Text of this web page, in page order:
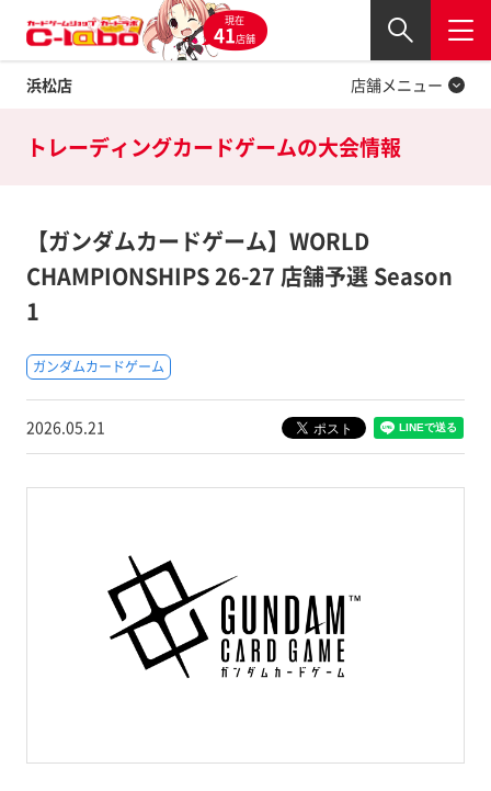
現在
41店舗
浜松店
閉じる
店舗メニュー
Twitter
トレーディングカードゲームの大会情報
【ガンダムカードゲーム】WORLD
CHAMPIONSHIPS 26-27 店舗予選 Season
1
ガンダムカードゲーム
2026.05.21